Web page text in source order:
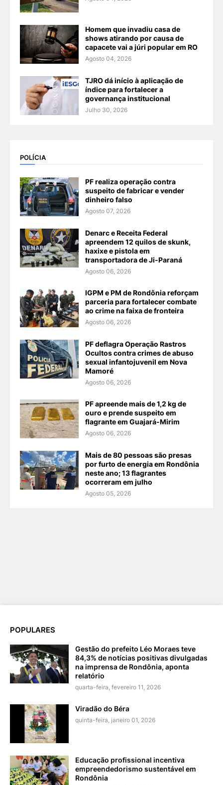
Homem que invadiu casa de
shows atirando por causa de
capacete vai a júri popular em RO
Agosto 04, 2026
TJRO dá início à aplicação de
índice para fortalecer a
governança institucional
Julho 30, 2026
POLÍCIA
PF realiza operação contra
suspeito de fabricar e vender
dinheiro falso
Agosto 07, 2026
Denarc e Receita Federal
apreendem 12 quilos de skunk,
haxixe e pistola em
transportadora de Ji-Paraná
Agosto 06, 2026
IGPM e PM de Rondônia reforçam
parceria para fortalecer combate
ao crime na faixa de fronteira
Agosto 06, 2026
PF deflagra Operação Rastros
Ocultos contra crimes de abuso
sexual infantojuvenil em Nova
Mamoré
Agosto 06, 2026
PF apreende mais de 1,2 kg de
ouro e prende suspeito em
flagrante em Guajará-Mirim
Agosto 06, 2026
Mais de 80 pessoas são presas
por furto de energia em Rondônia
neste ano; 13 flagrantes
ocorreram em julho
Agosto 05, 2026
POPULARES
Gestão do prefeito Léo Moraes teve
84,3% de notícias positivas divulgadas
na imprensa de Rondônia, aponta
relatório
quarta-feira, fevereiro 11, 2026
Viradão do Béra
quinta-feira, janeiro 01, 2026
Educação profissional incentiva
empreendedorismo sustentável em
Rondônia